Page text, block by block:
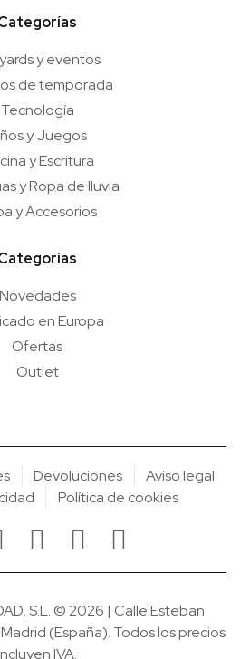
y eventos
de temporada
Tecnología
y Juegos
y Escritura
y Ropa de lluvia
y Accesorios
Novedades
en Europa
Ofertas
Outlet
Devoluciones
Aviso legal
Política de cookies
S.L. © 2026 | Calle Esteban
(España). Todos los precios
IVA.